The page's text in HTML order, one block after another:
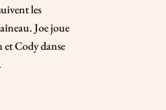
les
Joe joue
et Cody danse